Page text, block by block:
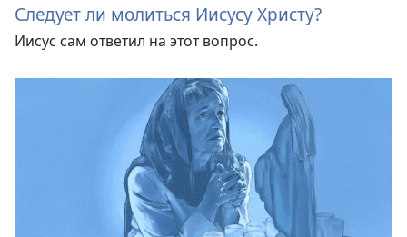
Следует ли молиться Иисусу Христу?
Иисус сам ответил на этот вопрос.